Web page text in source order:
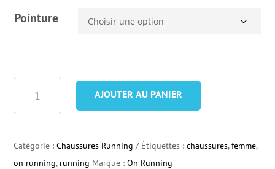
Pointure
Running
Femme
AJOUTER AU PANIER
Catégorie :Chaussures Running Étiquettes :chaussures,femme,
on running, running Marque :On Running